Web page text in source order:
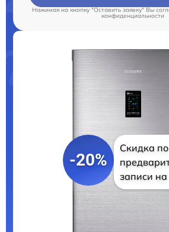
Нажимая на кнопку "Оставить заявку" Вы
конфиденциальности
-20%
Скидка по
записи на